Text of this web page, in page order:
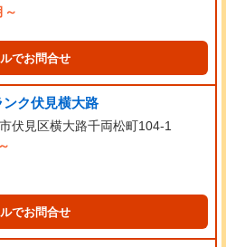
～
でお問合せ
ンク伏見横大路
伏見区横大路千両松町104-1
でお問合せ